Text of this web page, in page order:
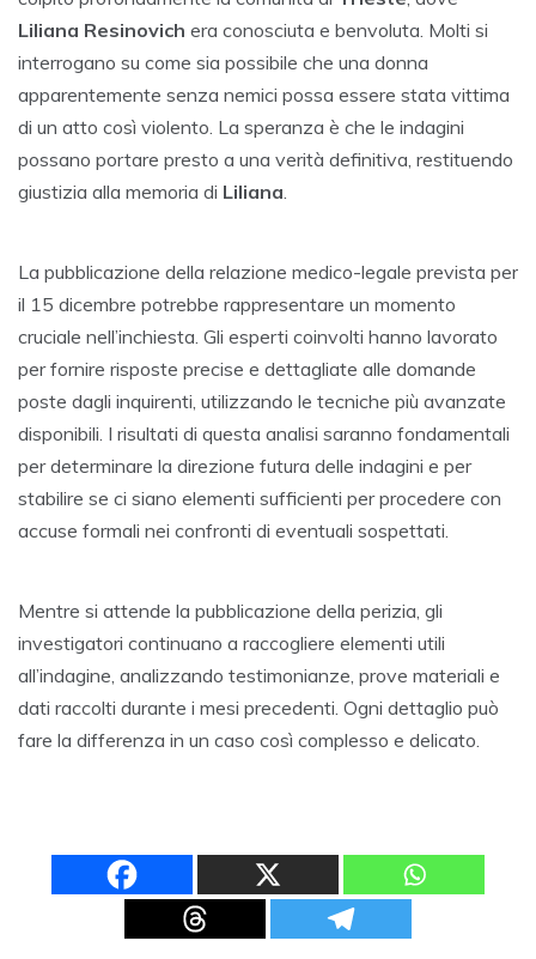
Liliana Resinovich era conosciuta e benvoluta. Molti si
interrogano su come sia possibile che una donna
apparentemente senza nemici possa essere stata vittima
di un atto così violento. La speranza è che le indagini
possano portare presto a una verità definitiva, restituendo
giustizia alla memoria di Liliana.
La pubblicazione della relazione medico-legale prevista per
il 15 dicembre potrebbe rappresentare un momento
cruciale nell’inchiesta. Gli esperti coinvolti hanno lavorato
per fornire risposte precise e dettagliate alle domande
poste dagli inquirenti, utilizzando le tecniche più avanzate
disponibili. I risultati di questa analisi saranno fondamentali
per determinare la direzione futura delle indagini e per
stabilire se ci siano elementi sufficienti per procedere con
accuse formali nei confronti di eventuali sospettati.
Mentre si attende la pubblicazione della perizia, gli
investigatori continuano a raccogliere elementi utili
all’indagine, analizzando testimonianze, prove materiali e
dati raccolti durante i mesi precedenti. Ogni dettaglio può
fare la differenza in un caso così complesso e delicato.